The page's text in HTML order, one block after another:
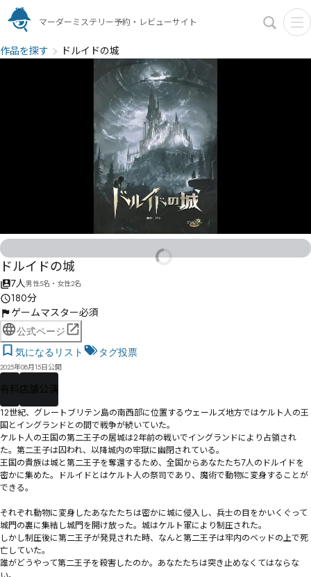
マーダーミステリー予約・レビューサイト
作品を探す ドルイドの城
ドルイドの城
7人男性5名・女性2名
180分
ゲームマスター必須
公式ページ
気になるリスト
タグ投票
2025年08月15日公開
有料 店舗公演
12世紀、グレートブリテン島の南西部に位置するウェールズ地方ではケルト人の王
国とイングランドとの間で戦争が続いていた。
ケルト人の王国の第二王子の居城は2年前の戦いでイングランドにより占領され
た。第二王子は囚われ、以降城内の牢獄に幽閉されている。
王国の貴族は城と第二王子を奪還するため、全国からあなたたち7人のドルイドを
密かに集めた。ドルイドとはケルト人の祭司であり、魔術で動物に変身することが
できる。
それぞれ動物に変身したあなたたちは密かに城に侵入し、兵士の目をかいくぐって
城門の裏に集結し城門を開け放った。城はケルト軍により制圧された。
しかし制圧後に第二王子が発見された時、なんと第二王子は牢内のベッドの上で死
亡していた。
誰がどうやって第二王子を殺害したのか。あなたたちは突き止めなくてはならな